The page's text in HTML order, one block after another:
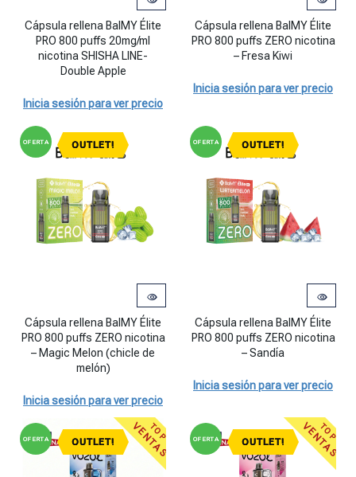
Cápsula rellena BalMY Élite PRO 800 puffs 20mg/ml nicotina
Cápsula rellena BalMY Élite
PRO 800 puffs 20mg/ml
nicotina SHISHA LINE-
Double Apple
Inicia sesión para ver precio
Cápsula rellena BalMY Élite
Cápsula rellena BalMY Élite
PRO 800 puffs ZERO nicotina
– Fresa Kiwi
Inicia sesión para ver precio
OUTLET!
OFERTA
Cápsula rellena BalMY Élite PRO 800 puffs ZERO nicotina - Magic
Cápsula rellena BalMY Élite
PRO 800 puffs ZERO nicotina
– Magic Melon (chicle de
melón)
Inicia sesión para ver precio
OUTLET!
OFERTA
Cápsula rellena BalMY Élite
Cápsula rellena BalMY Élite
PRO 800 puffs ZERO nicotina
– Sandía
Inicia sesión para ver precio
OUTLET!
OFERTA TOP
VENTAS OUTLET!
OFERTA TOP
VENTAS